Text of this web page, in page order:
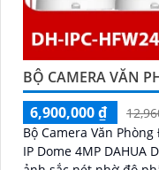
BỘ CAMERA VĂN
6,900,000 ₫
Bộ Camera Văn
IP Dome 4MP DAHUA